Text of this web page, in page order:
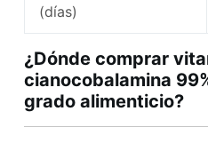
(días)
¿Dónde comprar
cianocobalamina
grado alimenticio?